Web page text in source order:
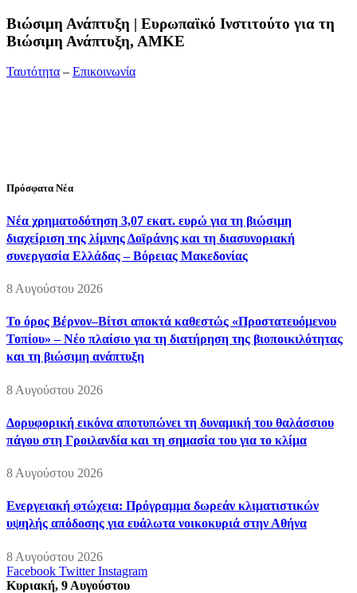
Bιώσιμη Ανάπτυξη | Ευρωπαϊκό Ινστιτούτο για τη
Βιώσιμη Ανάπτυξη, ΑΜΚΕ
Ταυτότητα – Επικοινωνία
Πρόσφατα Νέα
Νέα χρηματοδότηση 3,07 εκατ. ευρώ για τη βιώσιμη
διαχείριση της λίμνης Δοϊράνης και τη διασυνοριακή
συνεργασία Ελλάδας – Βόρειας Μακεδονίας
8 Αυγούστου 2026
Το όρος Βέρνον–Βίτσι αποκτά καθεστώς «Προστατευόμενου
Τοπίου» – Νέο πλαίσιο για τη διατήρηση της βιοποικιλότητας
και τη βιώσιμη ανάπτυξη
8 Αυγούστου 2026
Δορυφορική εικόνα αποτυπώνει τη δυναμική του θαλάσσιου
πάγου στη Γροιλανδία και τη σημασία του για το κλίμα
8 Αυγούστου 2026
Ενεργειακή φτώχεια: Πρόγραμμα δωρεάν κλιματιστικών
υψηλής απόδοσης για ευάλωτα νοικοκυριά στην Αθήνα
8 Αυγούστου 2026
Facebook Twitter Instagram
Κυριακή, 9 Αυγούστου